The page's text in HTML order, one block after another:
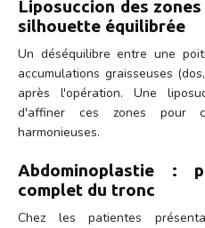
Liposuccion des
silhouette équilibrée
Un déséquilibre entre une
accumulations graisseuses
après l'opération. Une
d'affiner ces zones pour
harmonieuses.
Abdominoplastie :
complet du tronc
Chez les patientes